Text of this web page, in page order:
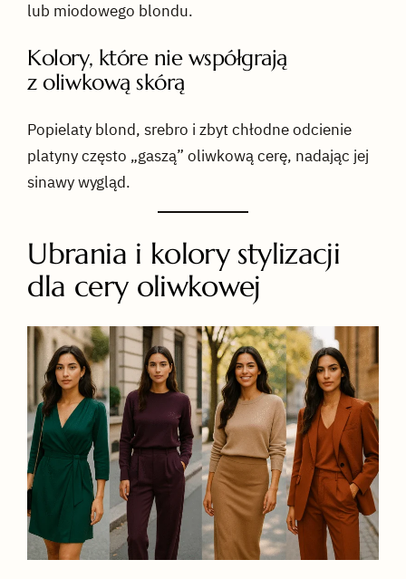
lub miodowego blondu.
Kolory, które nie współgrają
z oliwkową skórą
Popielaty blond, srebro i zbyt chłodne odcienie
platyny często „gaszą” oliwkową cerę, nadając jej
sinawy wygląd.
Ubrania i kolory stylizacji
dla cery oliwkowej